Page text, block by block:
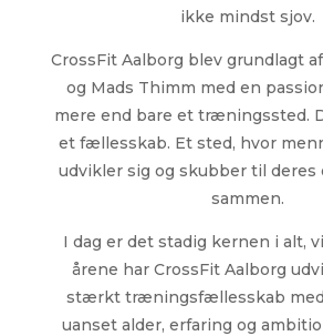
ikke mindst sjov.
CrossFit Aalborg blev grundlagt
og Mads Thimm med en
mere end bare et træningssted.
et fællesskab. Et sted, hvor
udvikler sig og skubber til deres
sammen.
I dag er det stadig kernen i alt,
årene har CrossFit Aalborg
stærkt træningsfællesskab med
uanset alder, erfaring og